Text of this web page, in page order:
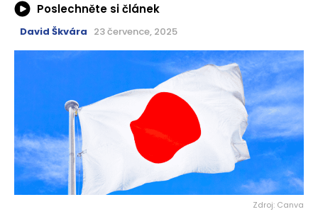
Poslechněte si článek
David Škvára 23 července, 2025
Zdroj: Canva